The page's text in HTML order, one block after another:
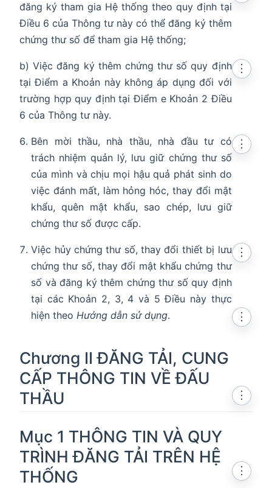
đăng ký tham gia Hệ thống theo quy định tại
Điều 6 của Thông tư này có thể đăng ký thêm
chứng thư số để tham gia Hệ thống;
b) Việc đăng ký thêm chứng thư số quy định
tại Điểm a Khoản này không áp dụng đối với
trường hợp quy định tại Điểm e Khoản 2 Điều
6 của Thông tư này.
⋮
Bên mời thầu, nhà thầu, nhà đầu tư có
trách nhiệm quản lý, lưu giữ chứng thư số
của mình và chịu mọi hậu quả phát sinh do
việc đánh mất, làm hỏng hóc, thay đổi mật
khẩu, quên mật khẩu, sao chép, lưu giữ
chứng thư số được cấp.
⋮
Việc hủy chứng thư số, thay đổi thiết bị lưu
chứng thư số, thay đổi mật khẩu chứng thư
số và đăng ký thêm chứng thư số quy định
tại các Khoản 2, 3, 4 và 5 Điều này thực
hiện theoHướng dẫn sử dụng.
⋮
Chương II ĐĂNG TẢI, CUNG
CẤP THÔNG TIN VỀ ĐẤU
THẦU
⋮
Mục 1 THÔNG TIN VÀ QUY
TRÌNH ĐĂNG TẢI TRÊN HỆ
THỐNG
⋮
⋮